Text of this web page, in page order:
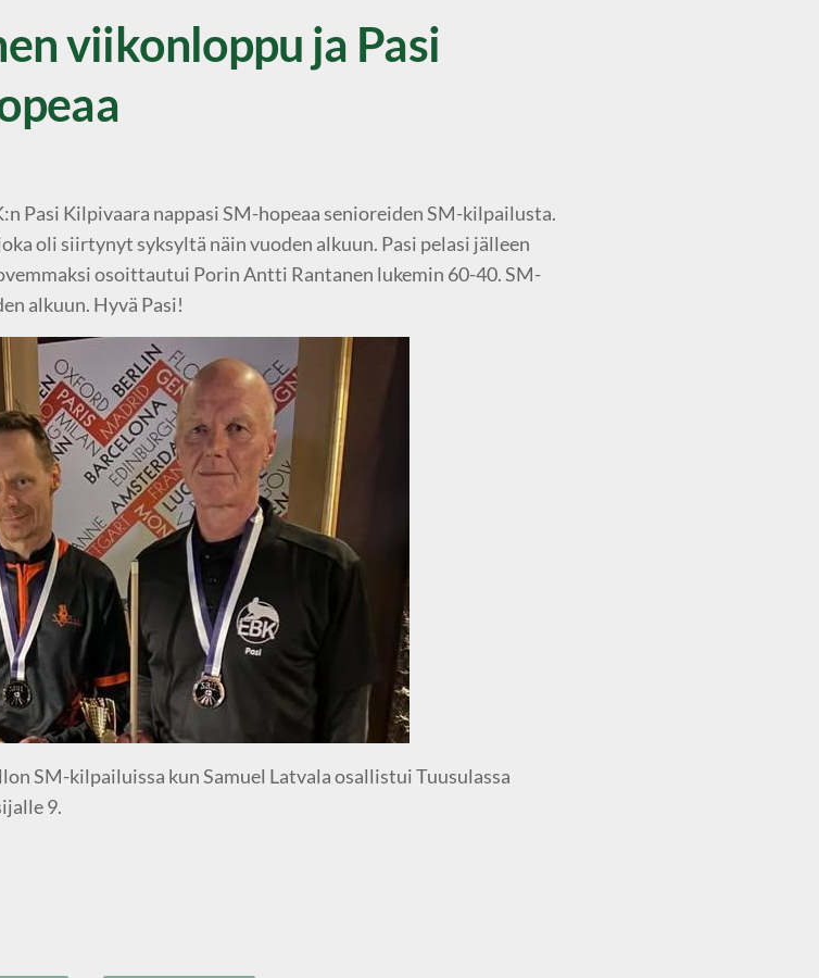
viikonloppu ja Pasi
Pasi Kilpivaara nappasi SM-hopeaa senioreiden SM-kilpailusta.
oli siirtynyt syksyltä näin vuoden alkuun. Pasi pelasi jälleen
osoittautui Porin Antti Rantanen lukemin 60-40. SM-
alkuun. Hyvä Pasi!
SM-kilpailuissa kun Samuel Latvala osallistui Tuusulassa
9.